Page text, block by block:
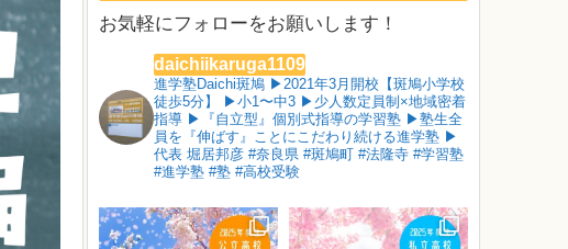
お気軽にフォローをお願いします！
daichiikaruga1109
進学塾Daichi斑鳩▶︎2021年3月開校【斑鳩小学校
徒歩5分】
▶︎小1〜中3▶︎少人数定員制×地域密着
指導▶︎『自立型』個別式指導の学習塾▶︎塾生全
員を『伸ばす』ことにこだわり続ける進学塾▶︎
代表 堀居邦彦#奈良県 #斑鳩町 #法隆寺 #学習塾
#進学塾 #塾 #高校受験